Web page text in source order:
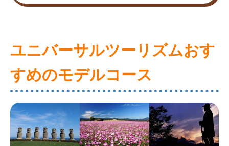
ユニバーサルツーリズムおす
すめのモデルコース